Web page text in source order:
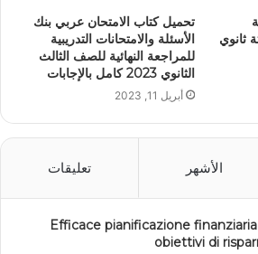
ثانوي
تحميل كتاب الامتحان عربي بنك
الأسئلة والامتحانات التدريبية
للمراجعة النهائية للصف الثالث
الثانوي 2023 كامل بالإجابات
أبريل 11, 2023
الأشهر تعليقات
Efficace pianificazione
obiettivi di